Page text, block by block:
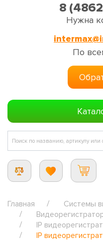
8
Нужна
По
Главная
Системы
IP
IP